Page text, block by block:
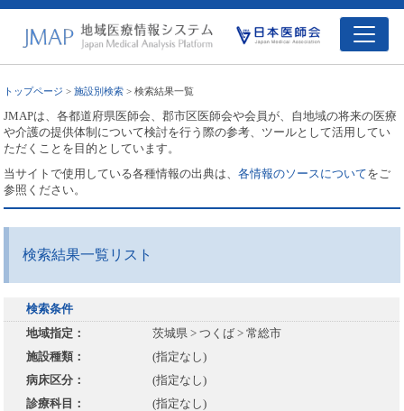
トップページ >施設別検索 > 検索結果一覧
JMAPは、各都道府県医師会、郡市区医師会や会員が、自地域の将来の医療
や介護の提供体制について検討を行う際の参考、ツールとして活用してい
ただくことを目的としています。
当サイトで使用している各種情報の出典は、各情報のソースについてをご
参照ください。
検索結果一覧リスト
検索条件
地域指定：
茨城県 > つくば > 常総市
施設種類：
(指定なし)
病床区分：
(指定なし)
診療科目：
(指定なし)